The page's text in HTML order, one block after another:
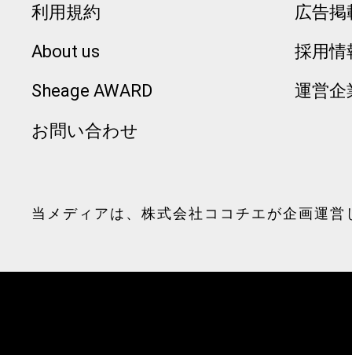
利用規約
About us
Sheage AWARD
お問い合わせ
広告掲
採用情
運営企
当メディアは、 株式会社ココチエが企画運営